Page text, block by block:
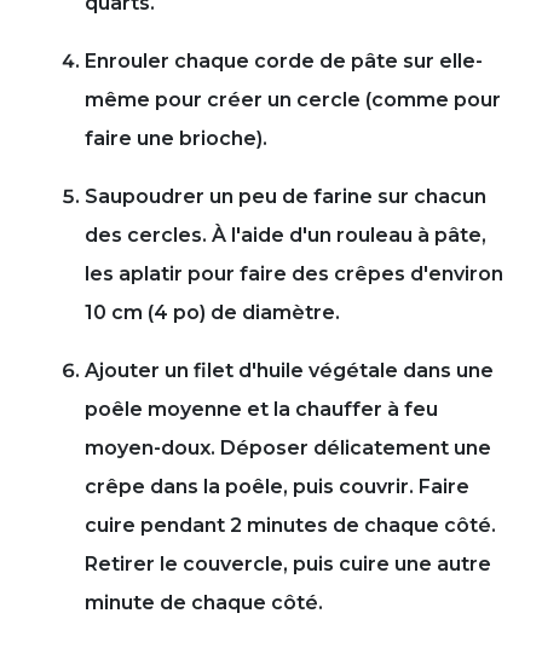
Enrouler chaque corde de pâte sur elle-
même pour créer un cercle (comme pour
faire une brioche).
Saupoudrer un peu de farine sur chacun
des cercles. À l'aide d'un rouleau à pâte,
les aplatir pour faire des crêpes d'environ
10 cm (4 po) de diamètre.
Ajouter un filet d'huile végétale dans une
poêle moyenne et la chauffer à feu
moyen-doux. Déposer délicatement une
crêpe dans la poêle, puis couvrir. Faire
cuire pendant 2 minutes de chaque côté.
Retirer le couvercle, puis cuire une autre
minute de chaque côté.